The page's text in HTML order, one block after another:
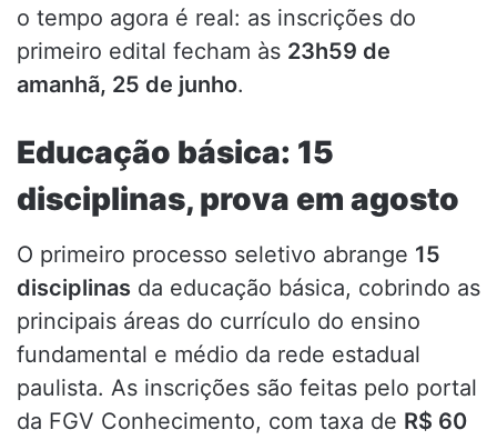
o tempo agora é real: as inscrições do
primeiro edital fecham às 23h59 de
amanhã, 25 de junho.
Educação básica: 15
disciplinas, prova em agosto
O primeiro processo seletivo abrange 15
disciplinas da educação básica, cobrindo as
principais áreas do currículo do ensino
fundamental e médio da rede estadual
paulista. As inscrições são feitas pelo portal
da FGV Conhecimento, com taxa de R$ 60